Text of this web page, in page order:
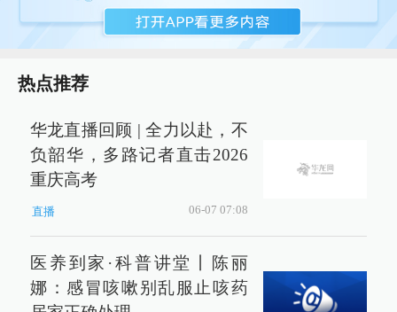
热点推荐
华龙直播回顾 | 全力以赴，不
负韶华，多路记者直击2026
重庆高考
直播 06-07 07:08
医养到家·科普讲堂丨陈丽
娜：感冒咳嗽别乱服止咳药